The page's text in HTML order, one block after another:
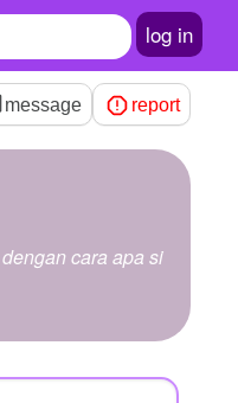
log in
message report
cara apa si